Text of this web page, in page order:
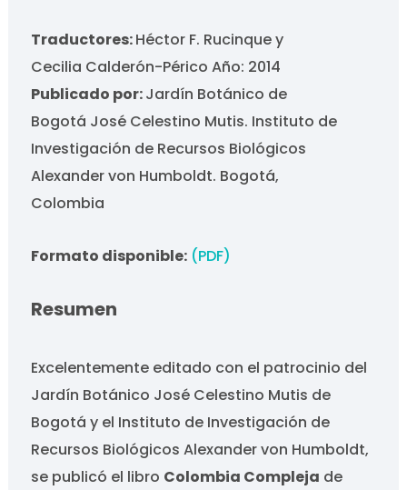
Traductores:Héctor F. Rucinque y
Cecilia Calderón-Périco Año: 2014
Publicado por:Jardín Botánico de
Bogotá José Celestino Mutis. Instituto de
Investigación de Recursos Biológicos
Alexander von Humboldt. Bogotá,
Colombia
Formato disponible: (PDF)
Resumen
Excelentemente editado con el patrocinio del
Jardín Botánico José Celestino Mutis de
Bogotá y el Instituto de Investigación de
Recursos Biológicos Alexander von Humboldt,
se publicó el libro Colombia Compleja de